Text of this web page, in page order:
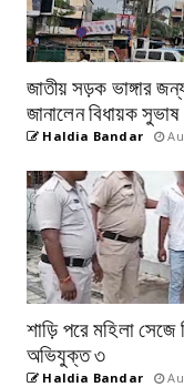
জাতীয় সড়ক ভাঙ্গার
জানালেন বিধায়ক সুভাষ
Haldia Bandar
শাড়ি পরে মহিলা
অভিযুক্ত ৩
Haldia Bandar